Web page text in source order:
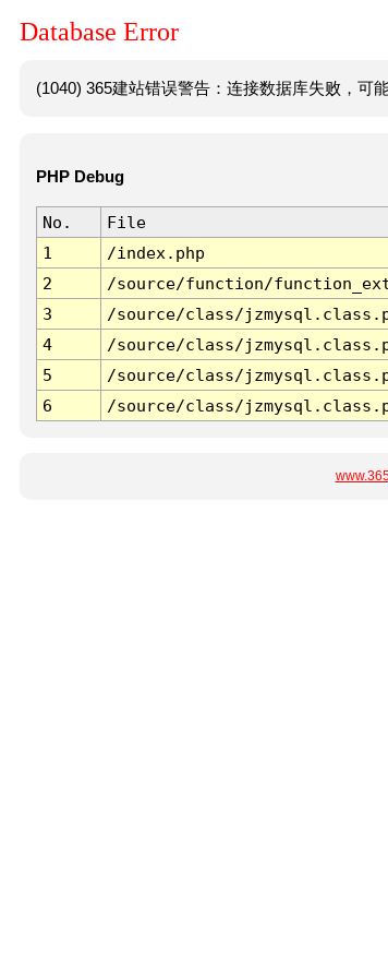
Database Error
(1040) 365建站错误警告：连接数据库失败，可
PHP Debug
No. File
1
/index.php
2
/source/function/
3
/source/class/
4
/source/class/
5
/source/class/
6
/source/class/